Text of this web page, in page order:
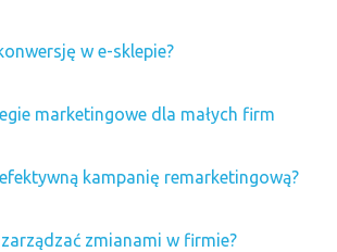
w e-sklepie?
marketingowe dla małych firm
kampanię remarketingową?
zmianami w firmie?